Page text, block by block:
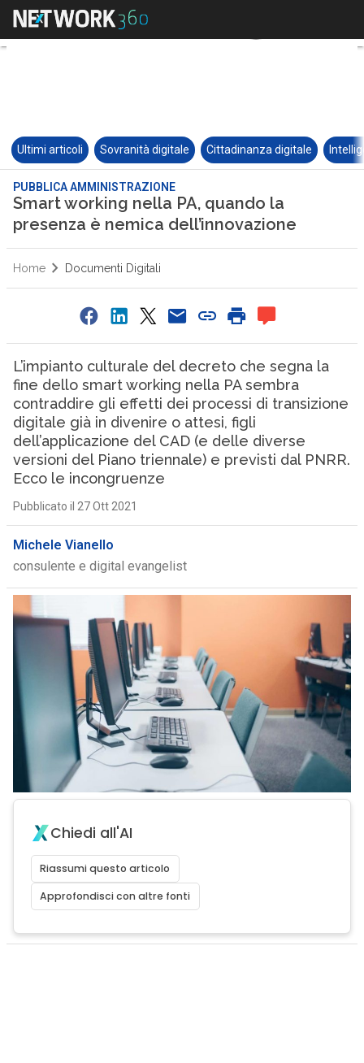
Ultimi articoli Sovranità digitale Cittadinanza digitale
PUBBLICA AMMINISTRAZIONE
Smart working nella PA, quando la
presenza è nemica dell’innovazione
Home Documenti Digitali
L’impianto culturale del decreto che segna la
fine dello smart working nella PA sembra
contraddire gli effetti dei processi di transizione
digitale già in divenire o attesi, figli
dell’applicazione del CAD (e delle diverse
versioni del Piano triennale) e previsti dal PNRR.
Ecco le incongruenze
Pubblicato il 27 Ott 2021
Michele Vianello
consulente e digital evangelist
Chiedi all'AI
Riassumi questo articolo
Approfondisci con altre fonti